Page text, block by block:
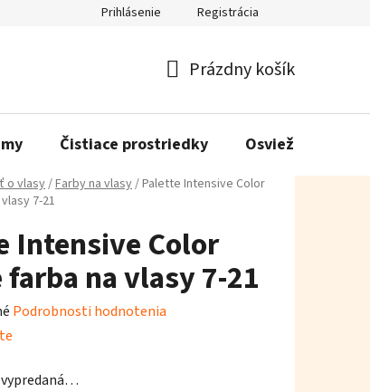
Prihlásenie Registrácia
košík
Prázdny košík
Čistiace prostriedky Osviežovače
o vlasy/Farby na vlasy/Palette Intensive Color
7-21
Intensive Color
farba na vlasy 7-21
Podrobnosti hodnotenia